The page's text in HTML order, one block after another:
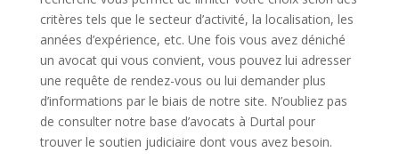
critères tels que le secteur d’activité, la localisation, les
années d’expérience, etc. Une fois vous avez déniché
un avocat qui vous convient, vous pouvez lui adresser
une requête de rendez-vous ou lui demander plus
d’informations par le biais de notre site. N’oubliez pas
de consulter notre base d’avocats à Durtal pour
trouver le soutien judiciaire dont vous avez besoin.